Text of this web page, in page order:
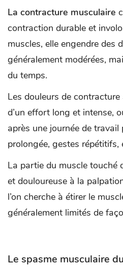
La contracture musculaire
contraction durable et
muscles, elle engendre des
généralement modérées,
du temps.
Les douleurs de
d’un effort long et intense,
après une journée de
prolongée, gestes répétitifs,
La partie du muscle touché
et douloureuse à la
l’on cherche à étirer le
généralement limités de
Le spasme musculaire